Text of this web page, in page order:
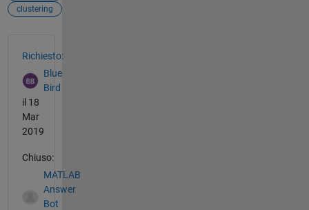
clustering
Richiesto:
Blue
Bird
il 18
Mar
2019
Chiuso:
MATLAB
Answer
Bot